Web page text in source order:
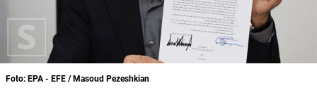
Foto: EPA - EFE / Masoud Pezeshkian